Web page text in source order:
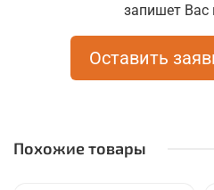
запишет Вас
Оставить
Похожие товары